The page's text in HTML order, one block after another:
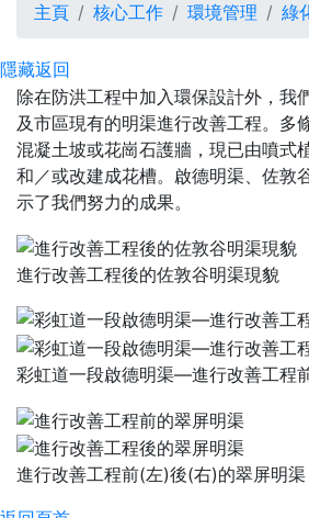
主頁 核心工作 環境管理 綠
隱藏返回
除在防洪工程中加入環保設計外，我
及市區現有的明渠進行改善工程。多
混凝土坡或花崗石護牆，現已由噴式
和／或改建成花槽。啟德明渠、佐敦
示了我們努力的成果。
進行改善工程後的佐敦谷明渠現貌
彩虹道一段啟德明渠—進行改善工程
進行改善工程前(左)後(右)的翠屏明渠